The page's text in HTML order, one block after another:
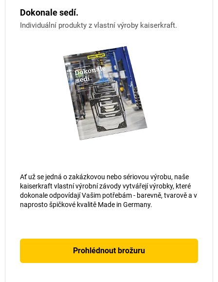
Dokonale sedí.
Individuální produkty z vlastní výroby kaiserkraft.
Ať už se jedná o zakázkovou nebo sériovou výrobu, naše
kaiserkraft vlastní výrobní závody vytvářejí výrobky, které
dokonale odpovídají Vašim potřebám - barevně, tvarově a v
naprosto špičkové kvalitě Made in Germany.
Prohlédnout brožuru